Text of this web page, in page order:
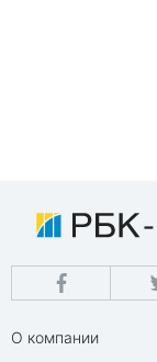
О компании